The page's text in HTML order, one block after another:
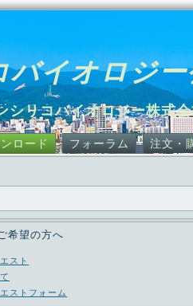
イオロジー
シリコバイオロジー株式
ロード フォーラム 注文・
希望の方へ
スト
ストフォーム